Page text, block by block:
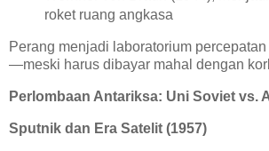
roket ruang angkasa
Perang menjadi laboratorium
—meski harus dibayar mahal dengan
Perlombaan Antariksa: Uni Soviet vs.
Sputnik dan Era Satelit (1957)